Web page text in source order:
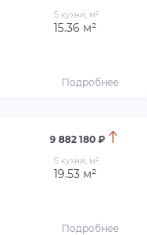
S кухни, м²
15.36 м²
Подробнее
9 882 180 ₽
S кухни, м²
19.53 м²
Подробнее